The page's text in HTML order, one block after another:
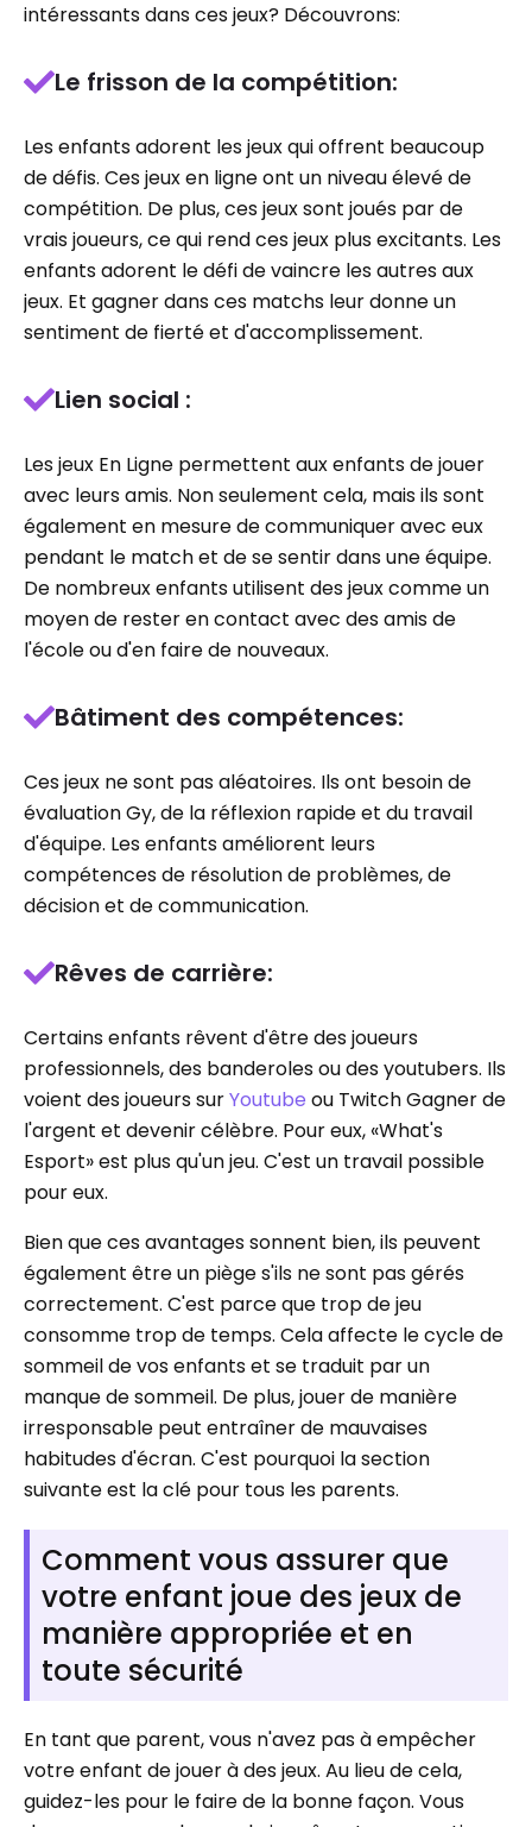
intéressants dans ces jeux? Découvrons:
Le frisson de la compétition:
Les enfants adorent les jeux qui offrent beaucoup
de défis. Ces jeux en ligne ont un niveau élevé de
compétition. De plus, ces jeux sont joués par de
vrais joueurs, ce qui rend ces jeux plus excitants. Les
enfants adorent le défi de vaincre les autres aux
jeux. Et gagner dans ces matchs leur donne un
sentiment de fierté et d'accomplissement.
Lien social :
Les jeux En Ligne permettent aux enfants de jouer
avec leurs amis. Non seulement cela, mais ils sont
également en mesure de communiquer avec eux
pendant le match et de se sentir dans une équipe.
De nombreux enfants utilisent des jeux comme un
moyen de rester en contact avec des amis de
l'école ou d'en faire de nouveaux.
Bâtiment des compétences:
Ces jeux ne sont pas aléatoires. Ils ont besoin de
évaluation Gy, de la réflexion rapide et du travail
d'équipe. Les enfants améliorent leurs
compétences de résolution de problèmes, de
décision et de communication.
Rêves de carrière:
Certains enfants rêvent d'être des joueurs
professionnels, des banderoles ou des youtubers. Ils
voient des joueurs surYoutube ou Twitch Gagner de
l'argent et devenir célèbre. Pour eux, «What's
Esport» est plus qu'un jeu. C'est un travail possible
pour eux.
Bien que ces avantages sonnent bien, ils peuvent
également être un piège s'ils ne sont pas gérés
correctement. C'est parce que trop de jeu
consomme trop de temps. Cela affecte le cycle de
sommeil de vos enfants et se traduit par un
manque de sommeil. De plus, jouer de manière
irresponsable peut entraîner de mauvaises
habitudes d'écran. C'est pourquoi la section
suivante est la clé pour tous les parents.
Comment vous assurer que
votre enfant joue des jeux de
manière appropriée et en
toute sécurité
En tant que parent, vous n'avez pas à empêcher
votre enfant de jouer à des jeux. Au lieu de cela,
guidez-les pour le faire de la bonne façon. Vous